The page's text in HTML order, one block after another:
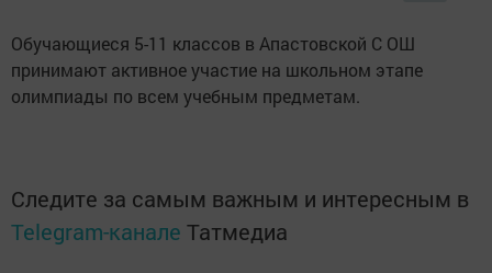
Обучающиеся 5-11 классов в Апастовской С ОШ
принимают активное участие на школьном этапе
олимпиады по всем учебным предметам.
Следите за самым важным и интересным в
Telegram-канале Татмедиа